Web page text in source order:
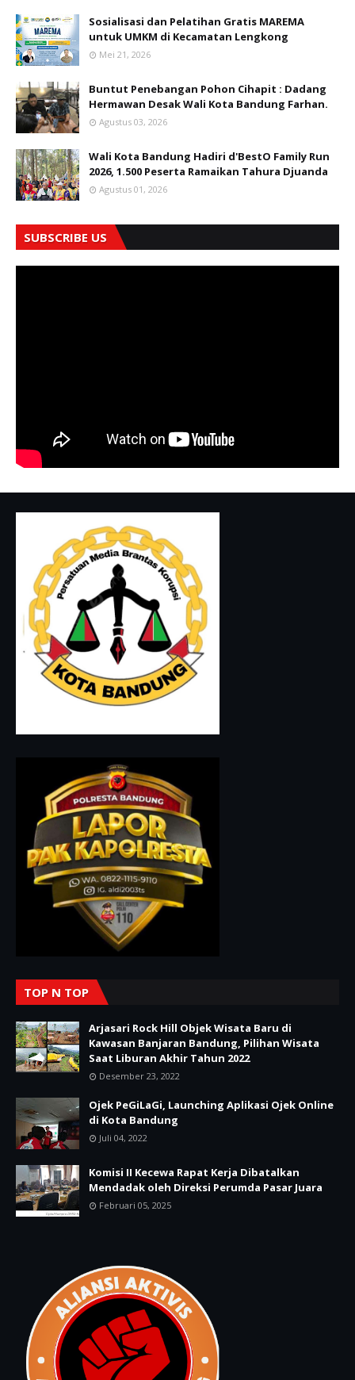
Sosialisasi dan Pelatihan Gratis MAREMA
untuk UMKM di Kecamatan Lengkong
Mei 21, 2026
Buntut Penebangan Pohon Cihapit : Dadang
Hermawan Desak Wali Kota Bandung Farhan.
Agustus 03, 2026
Wali Kota Bandung Hadiri d'BestO Family Run
2026, 1.500 Peserta Ramaikan Tahura Djuanda
Agustus 01, 2026
SUBSCRIBE US
TOP N TOP
Arjasari Rock Hill Objek Wisata Baru di
Kawasan Banjaran Bandung, Pilihan Wisata
Saat Liburan Akhir Tahun 2022
Desember 23, 2022
Ojek PeGiLaGi, Launching Aplikasi Ojek Online
di Kota Bandung
Juli 04, 2022
Komisi II Kecewa Rapat Kerja Dibatalkan
Mendadak oleh Direksi Perumda Pasar Juara
Februari 05, 2025